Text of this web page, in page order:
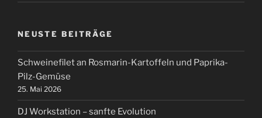
NEUSTE BEITRÄGE
Schweinefilet an Rosmarin-Kartoffeln und Paprika-
Pilz-Gemüse
25. Mai 2026
DJ Workstation – sanfte Evolution